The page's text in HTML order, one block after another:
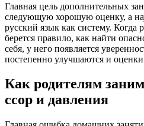
Главная цель дополнительных
следующую хорошую оценку, а
русский язык как систему. Когда
берется правило, как найти
себя, у него появляется
постепенно улучшаются и
Как родителям
ссор и давления